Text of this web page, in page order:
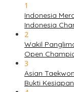
1
Indonesia
Indonesia
2
Wakil
Open
3
Asian
Bukti